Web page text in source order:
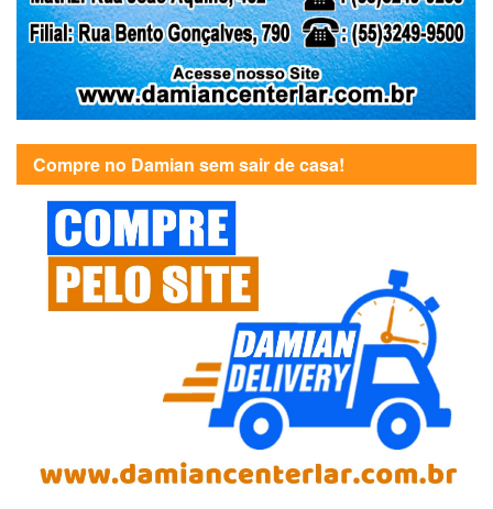
Compre no Damian sem sair de casa!